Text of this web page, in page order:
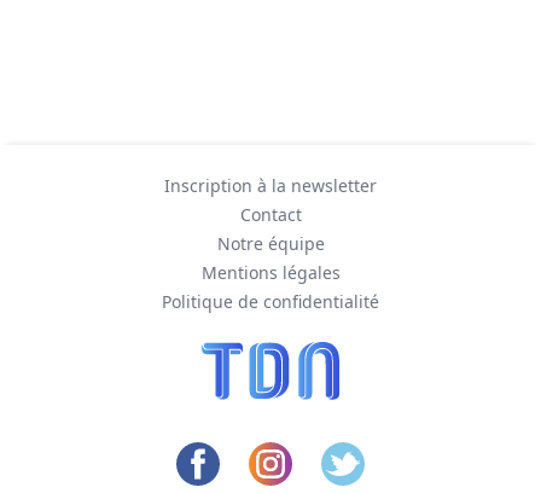
Inscription à la newsletter
Contact
Notre équipe
Mentions légales
Politique de confidentialité